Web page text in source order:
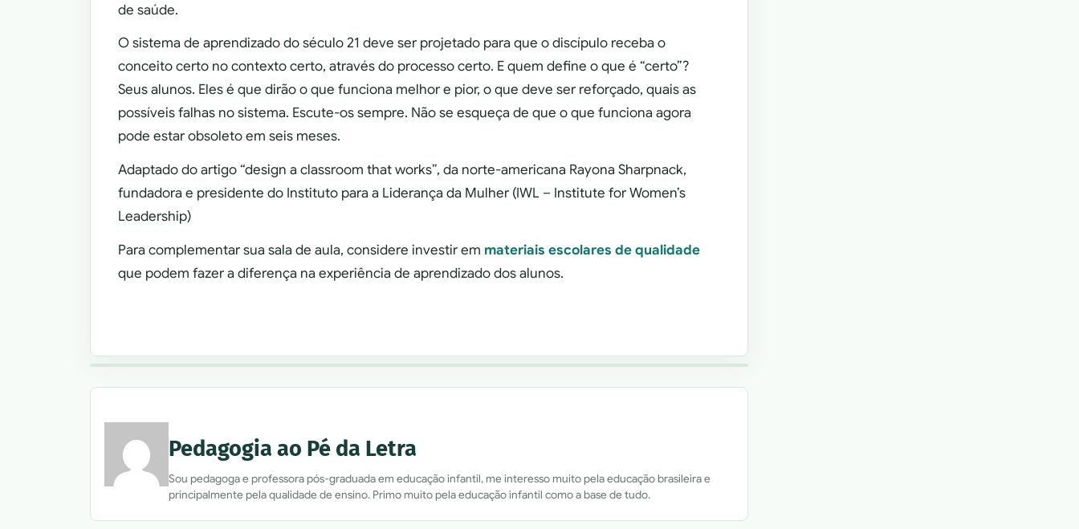
de saúde.
O sistema de aprendizado do século 21 deve ser projetado para que o discípulo receba o
conceito certo no contexto certo, através do processo certo. E quem define o que é “certo”?
Seus alunos. Eles é que dirão o que funciona melhor e pior, o que deve ser reforçado, quais as
possíveis falhas no sistema. Escute-os sempre. Não se esqueça de que o que funciona agora
pode estar obsoleto em seis meses.
Adaptado do artigo “design a classroom that works”, da norte-americana Rayona Sharpnack,
fundadora e presidente do Instituto para a Liderança da Mulher (IWL – Institute for Women’s
Leadership)
Para complementar sua sala de aula, considere investir em materiais escolares de qualidade
que podem fazer a diferença na experiência de aprendizado dos alunos.
Pedagogia ao Pé da Letra
Sou pedagoga e professora pós-graduada em educação infantil, me interesso muito pela educação brasileira e
principalmente pela qualidade de ensino. Primo muito pela educação infantil como a base de tudo.